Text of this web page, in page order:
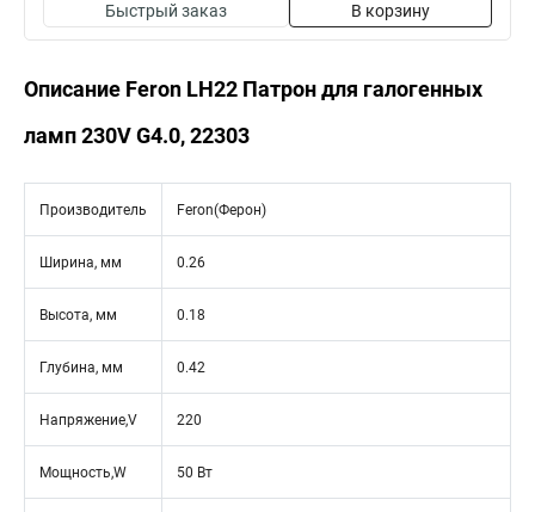
Быстрый заказ В корзину
Описание Feron LH22 Патрон для галогенных
ламп 230V G4.0, 22303
Производитель Feron(Ферон)
Ширина, мм 0.26
Высота, мм 0.18
Глубина, мм 0.42
Напряжение,V 220
Мощность,W 50 Вт